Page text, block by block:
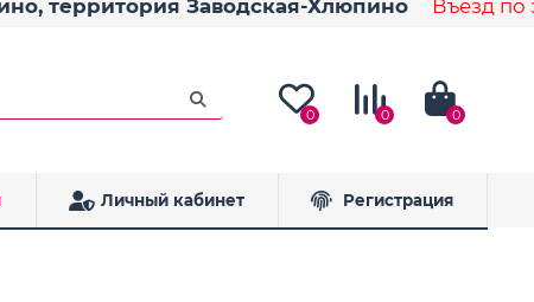
территория Заводская-Хлюпино Въезд по
0 0 0
Личный кабинет Регистрация